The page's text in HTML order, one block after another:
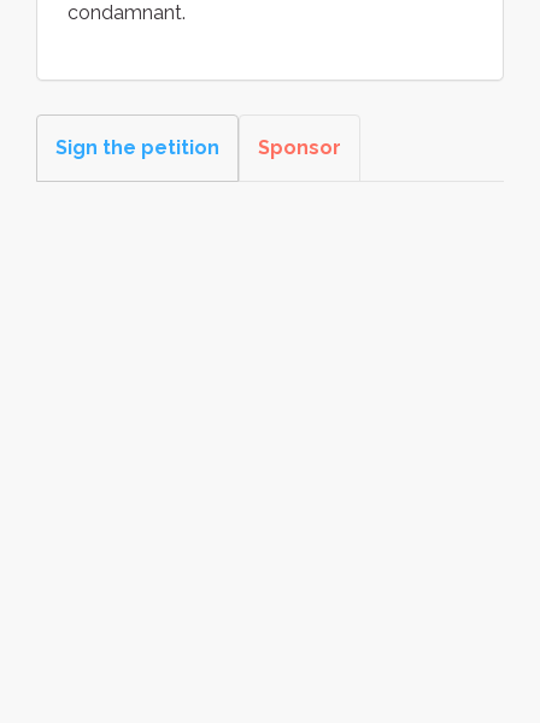
condamnant.
Sign the petition Sponsor